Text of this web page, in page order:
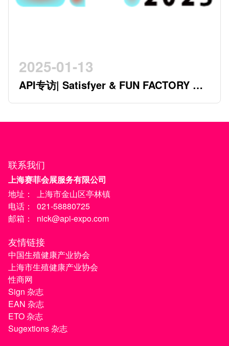
2025-01-13
API专访| Satisfyer & FUN FACTORY 开
创行业新时代的德系双星
联系我们
上海赛菲会展服务有限公司
地址：
上海市金山区亭林镇
电话：
021-58880725
邮箱：
nick@api-expo.com
友情链接
中国生殖健康产业协会
上海市生殖健康产业协会
性商网
Sign 杂志
EAN 杂志
ETO 杂志
Sugextions 杂志